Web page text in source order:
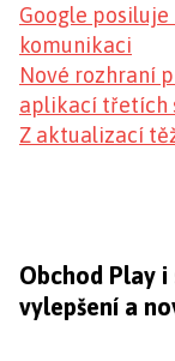
Google
komunikaci
Nové rozhraní
aplikací třetích
Z aktualizací
Obchod Play
vylepšení a